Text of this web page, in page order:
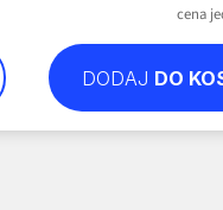
cena
DODAJ DO